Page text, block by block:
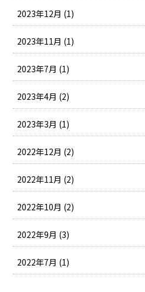
2023年12月 (1)
2023年11月 (1)
2023年7月 (1)
2023年4月 (2)
2023年3月 (1)
2022年12月 (2)
2022年11月 (2)
2022年10月 (2)
2022年9月 (3)
2022年7月 (1)